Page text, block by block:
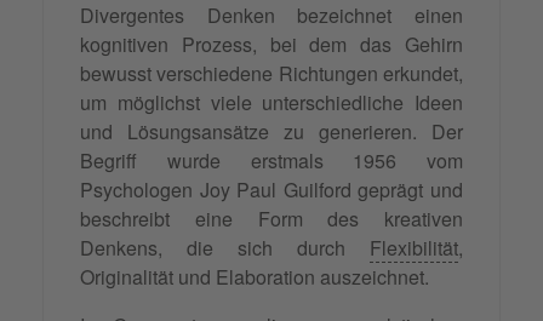
Divergentes Denken bezeichnet einen
kognitiven Prozess, bei dem das Gehirn
bewusst verschiedene Richtungen erkundet,
um möglichst viele unterschiedliche Ideen
und Lösungsansätze zu generieren. Der
Begriff wurde erstmals 1956 vom
Psychologen Joy Paul Guilford geprägt und
beschreibt eine Form des kreativen
Denkens, die sich durch Flexibilität,
Originalität und Elaboration auszeichnet.